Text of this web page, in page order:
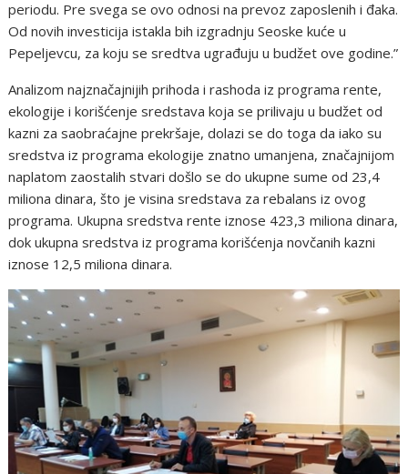
periodu. Pre svega se ovo odnosi na prevoz zaposlenih i đaka.
Od novih investicija istakla bih izgradnju Seoske kuće u
Pepeljevcu, za koju se sredtva ugrađuju u budžet ove godine.”
Analizom najznačajnijih prihoda i rashoda iz programa rente,
ekologije i korišćenje sredstava koja se prilivaju u budžet od
kazni za saobraćajne prekršaje, dolazi se do toga da iako su
sredstva iz programa ekologije znatno umanjena, značajnijom
naplatom zaostalih stvari došlo se do ukupne sume od 23,4
miliona dinara, što je visina sredstava za rebalans iz ovog
programa. Ukupna sredstva rente iznose 423,3 miliona dinara,
dok ukupna sredstva iz programa korišćenja novčanih kazni
iznose 12,5 miliona dinara.